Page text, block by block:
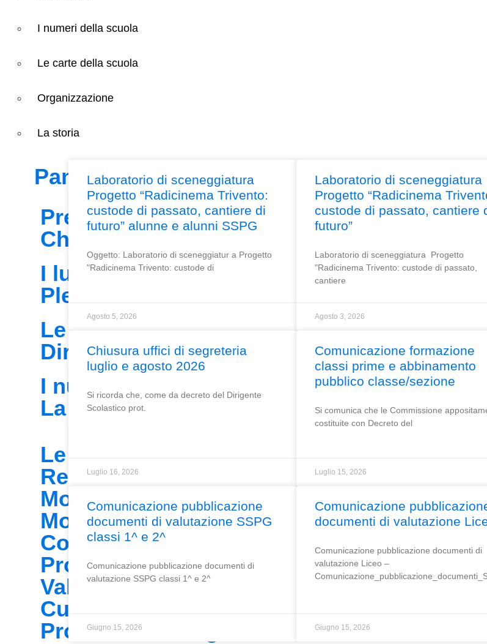
I numeri della scuola
Le carte della scuola
Organizzazione
La storia
Panoramica
Presentazione
Chi siamo
I luoghi
Plessi di scuola
Le persone
Dirigente scolastico
I numeri della scuola
La scuola in numeri
Le carte della scuola
Regolamenti d'istituto
Modulistica docenti
Modulistica famiglie e studenti
Contrattazione d'istituto
Programma annuale
Valutazione
Curricolo verticale
Protocollo accoglienza alunni
Laboratorio di sceneggiatura
Progetto “Radicinema Trivento:
custode di passato, cantiere di
futuro” alunne e alunni SSPG
Oggetto: Laboratorio di sceneggiatur a Progetto
"Radicinema Trivento: custode di
Agosto 5, 2026
Laboratorio di sceneggiatura
Progetto “Radicinema
custode di passato, cantiere
futuro”
Laboratorio di sceneggiatura Progetto
"Radicinema Trivento: custode di passato,
cantiere
Agosto 3, 2026
Chiusura uffici di segreteria
luglio e agosto 2026
Si ricorda che, come da decreto del Dirigente
Scolastico prot.
Luglio 16, 2026
Comunicazione formazione
classi prime e abbinamento
pubblico classe/sezione
Si comunica che le Commissione
costituite con Decreto del
Luglio 15, 2026
Comunicazione pubblicazione
documenti di valutazione SSPG
classi 1^ e 2^
Comunicazione pubblicazione documenti di
valutazione SSPG classi 1^ e 2^
Giugno 15, 2026
Comunicazione
documenti di valutazione
Comunicazione pubblicazione documenti di
valutazione Liceo –
Giugno 15, 2026